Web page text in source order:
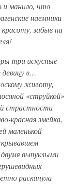
и манило, что
наемники
забыв на
три искусные
в…
животу,
«струйкой»
страстности
красная змейка,
маленькой
выпуклыми
раскинула